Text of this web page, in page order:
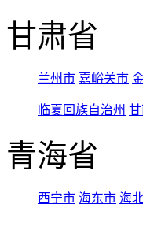
甘肃省
兰州市 嘉峪关市
临夏回族自治州
青海省
西宁市 海东市 海